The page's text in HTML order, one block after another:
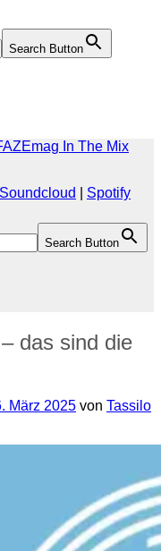
Search Button
Search Button
In The Mix
Soundcloud
Spotify
das sind die
März 2025 von Tassilo